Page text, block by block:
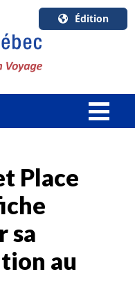
Édition
U.S.A.
English
Canada
Français
Place
sa
au